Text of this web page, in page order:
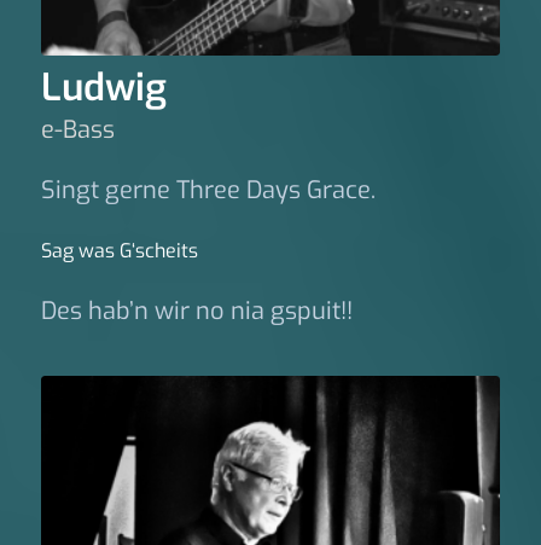
Ludwig
e-Bass
Singt gerne Three Days Grace.
Sag was G‘scheits
Des hab’n wir no nia gspuit!!